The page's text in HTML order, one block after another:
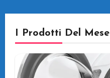
I Prodotti Del Mese